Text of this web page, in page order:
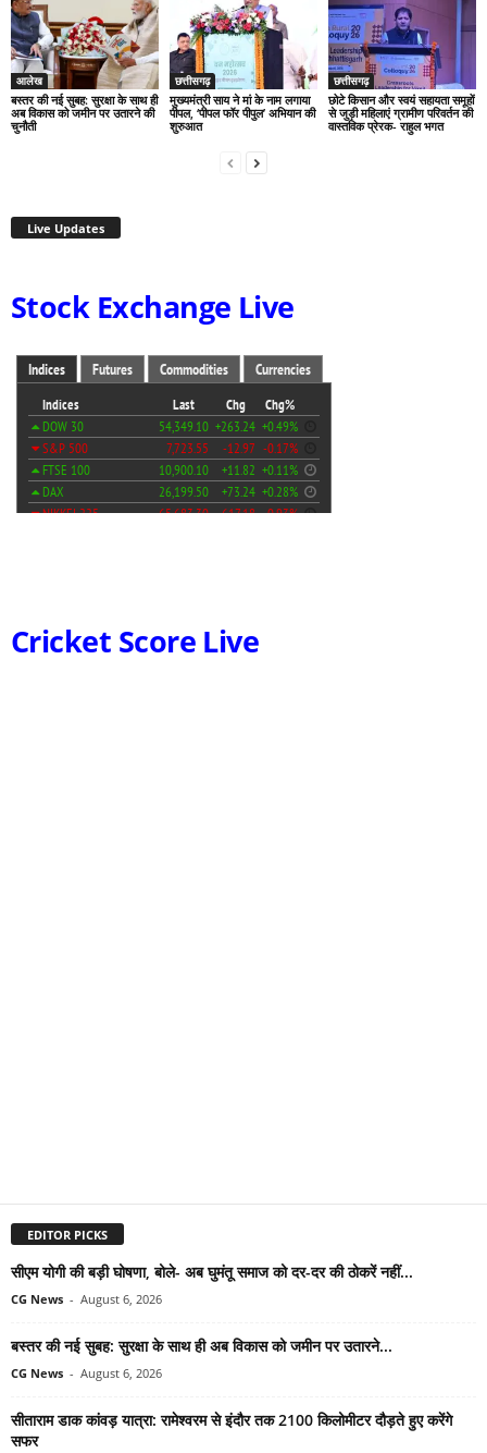
आलेख
बस्तर की नई सुबह: सुरक्षा के साथ ही
अब विकास को जमीन पर उतारने की
चुनौती
छत्तीसगढ़
मुख्यमंत्री साय ने मां के नाम लगाया
पीपल, ‘पीपल फॉर पीपुल’ अभियान की
शुरुआत
छत्तीसगढ़
छोटे किसान और स्वयं सहायता समूहों
से जुड़ी महिलाएं ग्रामीण परिवर्तन की
वास्तविक प्रेरक- राहुल भगत
Live Updates
Stock Exchange Live
Cricket Score Live
EDITOR PICKS
सीएम योगी की बड़ी घोषणा, बोले- अब घुमंतू समाज को दर-दर की ठोकरें नहीं...
CG News - August 6, 2026
बस्तर की नई सुबह: सुरक्षा के साथ ही अब विकास को जमीन पर उतारने...
CG News - August 6, 2026
सीताराम डाक कांवड़ यात्रा: रामेश्वरम से इंदौर तक 2100 किलोमीटर दौड़ते हुए करेंगे
सफर